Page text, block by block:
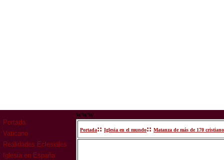
Portada
Vaticano
Realidades Eclesiales
Iglesia en España
www
Portada:: Iglesia en el mundo:: Matanza de más de 170